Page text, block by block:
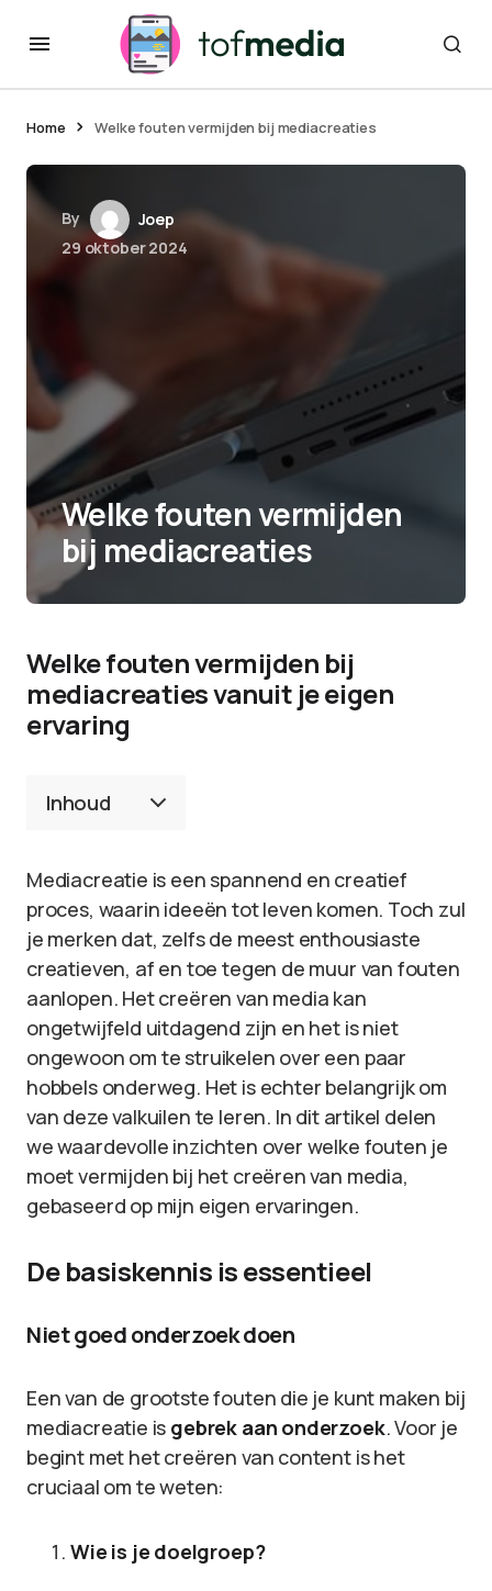
Home Welke fouten vermijden bij mediacreaties
By
Joep
29 oktober 2024
Welke fouten vermijden
bij mediacreaties
Welke fouten vermijden bij
mediacreaties vanuit je eigen
ervaring
Inhoud
Mediacreatie is een spannend en creatief
proces, waarin ideeën tot leven komen. Toch zul
je merken dat, zelfs de meest enthousiaste
creatieven, af en toe tegen de muur van fouten
aanlopen. Het creëren van media kan
ongetwijfeld uitdagend zijn en het is niet
ongewoon om te struikelen over een paar
hobbels onderweg. Het is echter belangrijk om
van deze valkuilen te leren. In dit artikel delen
we waardevolle inzichten over welke fouten je
moet vermijden bij het creëren van media,
gebaseerd op mijn eigen ervaringen.
De basiskennis is essentieel
Niet goed onderzoek doen
Een van de grootste fouten die je kunt maken bij
mediacreatie is gebrek aan onderzoek. Voor je
begint met het creëren van content is het
cruciaal om te weten:
Wie is je doelgroep?